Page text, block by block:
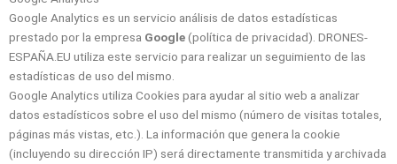
Google Analytics es un servicio análisis de datos estadísticas
prestado por la empresa Google(política de privacidad). DRONES-
ESPAÑA.EU utiliza este servicio para realizar un seguimiento de las
estadísticas de uso del mismo.
Google Analytics utiliza Cookies para ayudar al sitio web a analizar
datos estadísticos sobre el uso del mismo (número de visitas totales,
páginas más vistas, etc.). La información que genera la cookie
(incluyendo su dirección IP) será directamente transmitida y archivada